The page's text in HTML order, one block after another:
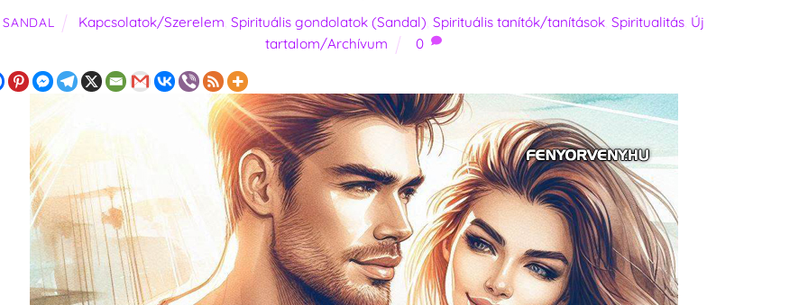
SANDAL Kapcsolatok/Szerelem ,Spirituális gondolatok (Sandal) ,Spirituális tanítók/tanítások ,Spiritualitás Új
tartalom/Archívum
0